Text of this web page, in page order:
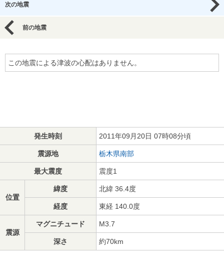
次の地震
前の地震
この地震による津波の心配はありません。
発生時刻 2011年09月20日 07時08分頃
震源地 栃木県南部
最大震度 震度1
位置
緯度 北緯 36.4度
経度 東経 140.0度
震源
マグニチュード M3.7
深さ 約70km